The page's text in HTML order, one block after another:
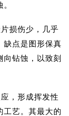
损伤少，几乎
缺点是图形保真
钻蚀，以致刻
，形成挥发性
工艺。其最大的